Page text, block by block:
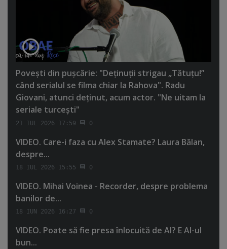
Poveşti din puşcărie: "Deţinuţii strigau „Tătuţu!”
când serialul se filma chiar la Rahova". Radu
Giovani, atunci deţinut, acum actor. "Ne uitam la
seriale turceşti"
21 IUL 2026 17:59 0
VIDEO. Care-i faza cu Alex Stamate? Laura Bălan,
despre...
18 IUL 2026 15:55 0
VIDEO. Mihai Voinea - Recorder, despre problema
banilor de...
18 IUN 2026 16:27 0
VIDEO. Poate să fie presa înlocuită de AI? E AI-ul
bun...